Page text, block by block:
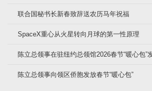
联合国秘书长新春致辞送农历马年祝福
SpaceX重心从火星转向月球的第一性原理
陈立总领事在驻纽约总领馆2026春节“暖心包”
陈立总领事向领区侨胞发放春节“暖心包”